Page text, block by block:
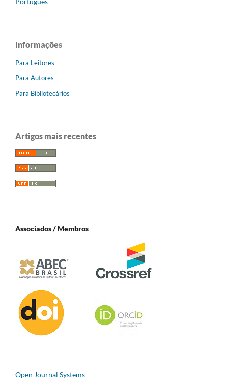
Informações
Para Leitores
Para Autores
Para Bibliotecários
Artigos mais recentes
Associados / Membros
Open Journal Systems